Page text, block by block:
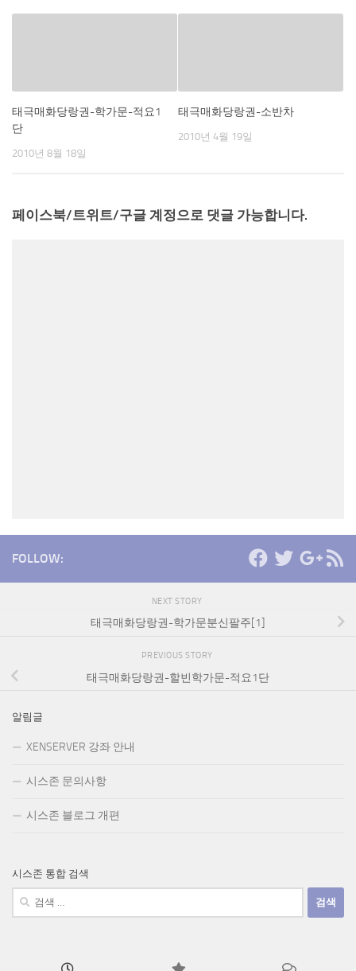
태극매화당랑권-학가문-적요1
단
2010년 8월 18일
태극매화당랑권-소반차
2010년 4월 19일
페이스북/트위트/구글 계정으로 댓글 가능합니다.
FOLLOW:
NEXT STORY
태극매화당랑권-학가문분신팔주[1]
PREVIOUS STORY
태극매화당랑권-할빈학가문-적요1단
알림글
XENSERVER 강좌 안내
시스존 문의사항
시스존 블로그 개편
시스존 통합 검색
검